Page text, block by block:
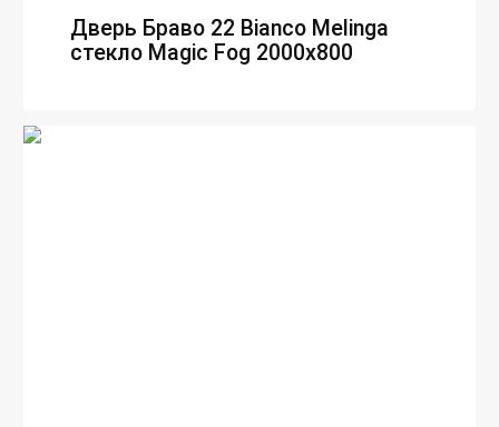
Дверь Браво 22 Bianco Melinga
стекло Magic Fog 2000х800